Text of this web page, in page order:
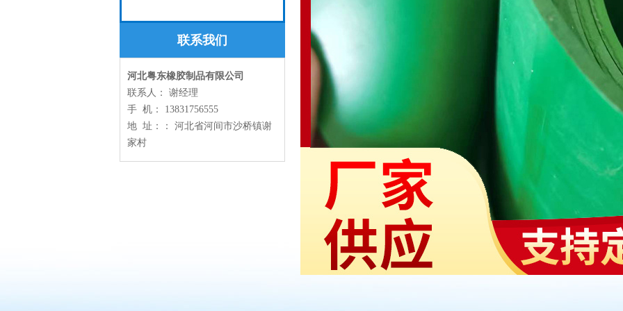
联系我们
河北粤东橡胶制品有限公司
联系人： 谢经理
手 机： 13831756555
地 址：： 河北省河间市沙桥镇谢
家村